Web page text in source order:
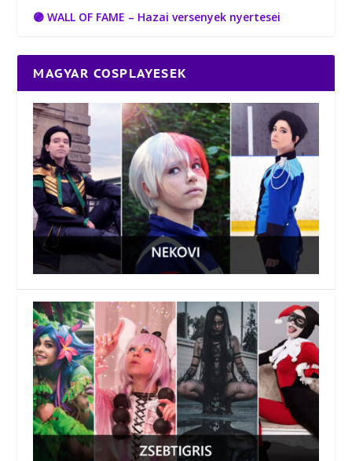
🟣 WALL OF FAME – Hazai versenyek nyertesei
MAGYAR COSPLAYESEK